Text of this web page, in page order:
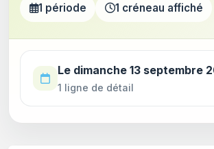
1 période 1 créneau affiché
Le dimanche 13 septembre
1 ligne de détail